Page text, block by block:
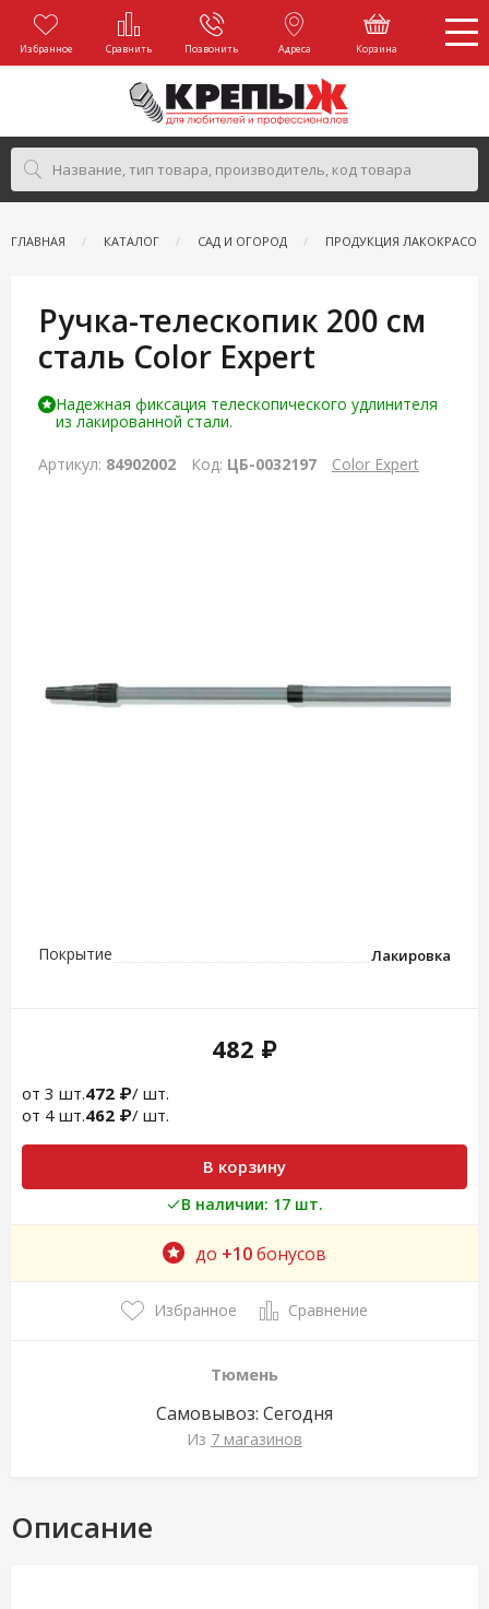
Избранное Сравнить Позвонить Адреса Корзина
ГЛАВНАЯ КАТАЛОГ САД И ОГОРОД ПРОДУКЦИЯ
Ручка-телескопик 200 см
сталь Color Expert
Надежная фиксация телескопического удлинителя
из лакированной стали.
Артикул: 84902002 Код: ЦБ-0032197 Color Expert
Покрытие Лакировка
482 ₽
от 3 шт.472 ₽/ шт.
от 4 шт.462 ₽/ шт.
В корзину
В наличии: 17 шт.
до +10бонусов
Избранное Сравнение
Тюмень
Самовывоз: Сегодня
Из 7 магазинов
Описание